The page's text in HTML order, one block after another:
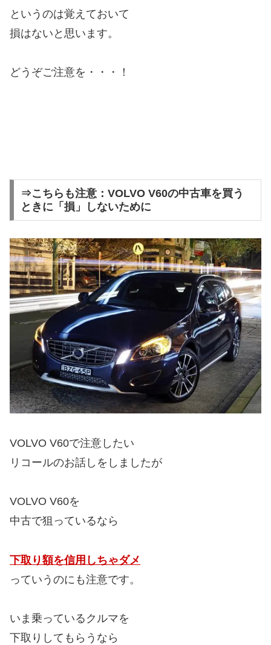
というのは覚えておいて
損はないと思います。
どうぞご注意を・・・！
⇒こちらも注意：VOLVO V60の中古車を買う
ときに「損」しないために
VOLVO V60で注意したい
リコールのお話しをしましたが
VOLVO V60を
中古で狙っているなら
下取り額を信用しちゃダメ
っていうのにも注意です。
いま乗っているクルマを
下取りしてもらうなら